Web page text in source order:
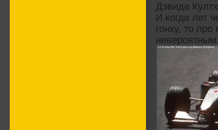
Дэвида
И когда лет
гонку, то